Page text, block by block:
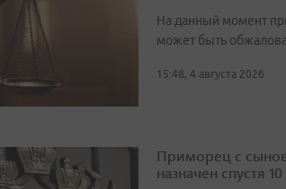
На данный момент
может быть
15:48, 4 августа 2026
Приморец с
назначен спустя